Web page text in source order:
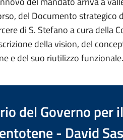
del Documento strategico
di S. Stefano a cura della
della vision, del
e del suo riutilizzo funzionale.
del Governo per
- David